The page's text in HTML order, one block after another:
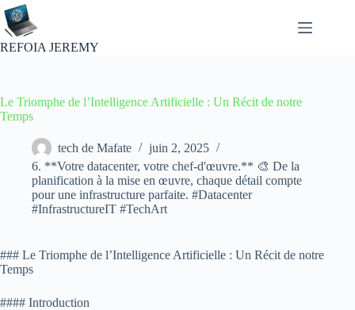
Passer
au
contenu
REFOIA JEREMY
Le Triomphe de l’Intelligence Artificielle : Un Récit de notre
Temps
tech de Mafate
juin 2, 2025
6. **Votre datacenter, votre chef-d'œuvre.** 🎨 De la
planification à la mise en œuvre, chaque détail compte
pour une infrastructure parfaite. #Datacenter
#InfrastructureIT #TechArt
### Le Triomphe de l’Intelligence Artificielle : Un Récit de notre
Temps
#### Introduction